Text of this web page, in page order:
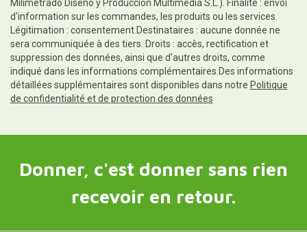
Milimetrado Diseño y Producción Multimedia S.L.). Finalité : envoi
d'information sur les commandes, les produits ou les services.
Légitimation : consentement.Destinataires : aucune donnée ne
sera communiquée à des tiers. Droits : accès, rectification et
suppression des données, ainsi que d'autres droits, comme
indiqué dans les informations complémentaires.Des informations
détaillées supplémentaires sont disponibles dans notre Politique
de confidentialité et de protection des données
Donner, c'est donner sans rien
recevoir en retour.